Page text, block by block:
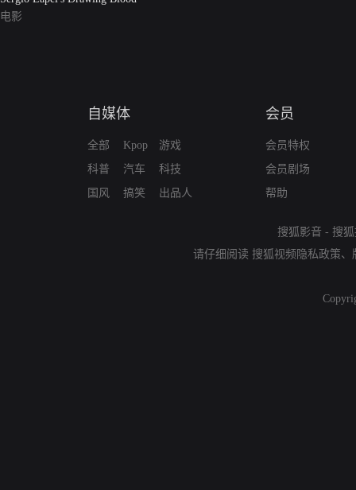
电影
自媒体
全部
科普
国风
Kpop
汽车
搞笑
游戏
科技
出品人
会员
会员特权
会员剧场
帮助
搜狐影音 - 搜
请仔细阅读 搜狐视频隐私政策、